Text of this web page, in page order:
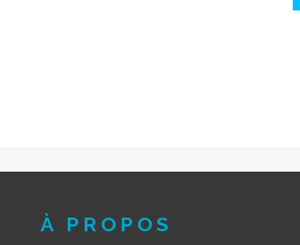
À PROPOS